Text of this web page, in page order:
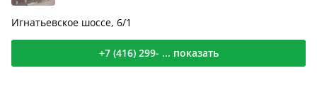
Игнатьевское шоссе, 6/1
+7 (416) 299- ... показать